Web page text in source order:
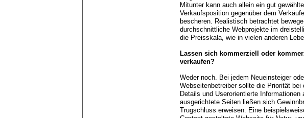
Mitunter kann auch allein ein gut
Verkaufsposition gegenüber dem
bescheren. Realistisch betrachtet
durchschnittliche Webprojekte im
die Preisskala, wie in vielen anderen
Lassen sich kommerziell oder
verkaufen?
Weder noch. Bei jedem Neueinsteiger
Webseitenbetreiber sollte die Priorität
Details und Userorientierte Informationen
ausgerichtete Seiten ließen sich
Trugschluss erweisen. Eine